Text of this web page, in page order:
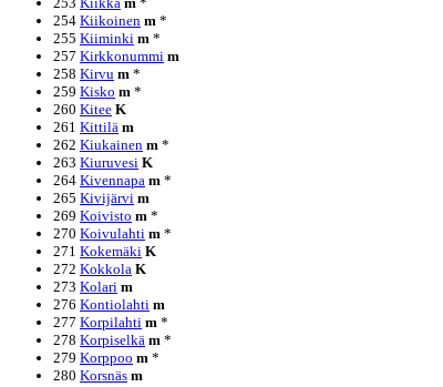
254 Kiikoinen m *
255 Kiiminki m *
257 Kirkkonummi m
258 Kirvu m *
259 Kisko m *
260 Kitee K
261 Kittilä m
262 Kiukainen m *
263 Kiuruvesi K
264 Kivennapa m *
265 Kivijärvi m
269 Koivisto m *
270 Koivulahti m *
271 Kokemäki K
272 Kokkola K
273 Kolari m
276 Kontiolahti m
277 Korpilahti m *
278 Korpiselkä m *
279 Korppoo m *
280 Korsnäs m